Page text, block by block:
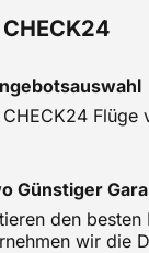
Flüge
Günstiger
den besten
wir die